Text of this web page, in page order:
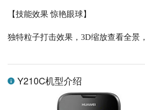
【技能效果 惊艳眼球】
独特粒子打击效果， 3D缩放查看全景
Y210C机型介绍